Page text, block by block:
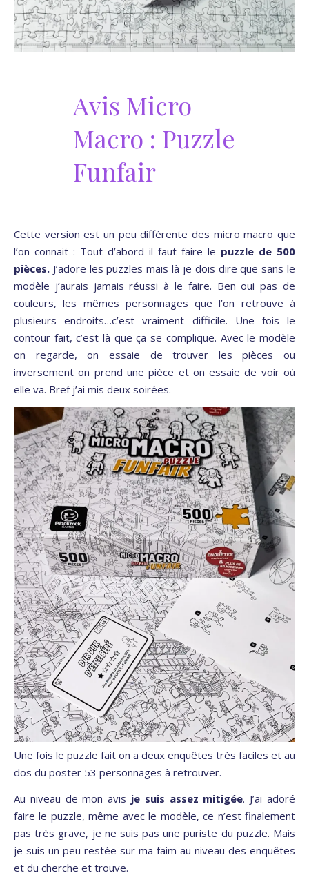
Avis Micro
Macro : Puzzle
Funfair
Cette version est un peu différente des micro macro que
l’on connait : Tout d’abord il faut faire le puzzle de 500
pièces. J’adore les puzzles mais là je dois dire que sans le
modèle j’aurais jamais réussi à le faire. Ben oui pas de
couleurs, les mêmes personnages que l’on retrouve à
plusieurs endroits…c’est vraiment difficile. Une fois le
contour fait, c’est là que ça se complique. Avec le modèle
on regarde, on essaie de trouver les pièces ou
inversement on prend une pièce et on essaie de voir où
elle va. Bref j’ai mis deux soirées.
Une fois le puzzle fait on a deux enquêtes très faciles et au
dos du poster 53 personnages à retrouver.
Au niveau de mon avis je suis assez mitigée. J’ai adoré
faire le puzzle, même avec le modèle, ce n’est finalement
pas très grave, je ne suis pas une puriste du puzzle. Mais
je suis un peu restée sur ma faim au niveau des enquêtes
et du cherche et trouve.